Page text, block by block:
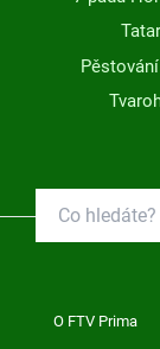
O FTV Prima